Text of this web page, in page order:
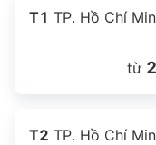
T1 TP. Hồ Chí
từ
T2 TP. Hồ Chí